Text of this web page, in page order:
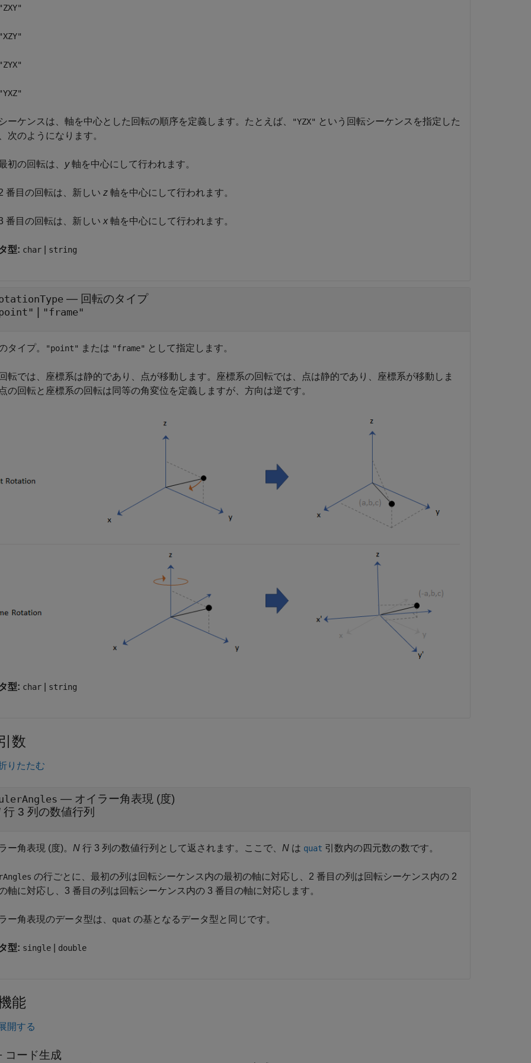
"ZXY"
"XZY"
"ZYX"
"YXZ"
ーケンスは、軸を中心とした回転の順序を定義します。たとえば、 "YZX" という回転シーケンスを指定した
次のようになります。
初の回転は、 y軸を中心にして行われます。
番目の回転は、新しい z 軸を中心にして行われます。
番目の回転は、新しい x 軸を中心にして行われます。
型: char string
— 回転のタイプ
"frame"
タイプ。 "point" または "frame" として指定します。
転では、座標系は静的であり、点が移動します。座標系の回転では、点は静的であり、座標系が移動しま
の回転と座標系の回転は同等の角変位を定義しますが、方向は逆です。
型: char string
数
りたたむ
— オイラー角表現 (度)
行 3 列の数値行列
ー角表現 (度)。 N 行 3 列の数値行列として返されます。ここで、 N は quat 引数内の四元数の数です。
の行ごとに、最初の列は回転シーケンス内の最初の軸に対応し、2 番目の列は回転シーケンス内の 2
軸に対応し、3 番目の列は回転シーケンス内の 3 番目の軸に対応します。
ー角表現のデータ型は、 quat の基となるデータ型と同じです。
型: single double
能
開する
コード生成